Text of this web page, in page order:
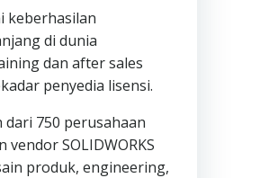
keberhasilan
di dunia
dan after sales
penyedia lisensi.
750 perusahaan
SOLIDWORKS
produk, engineering,